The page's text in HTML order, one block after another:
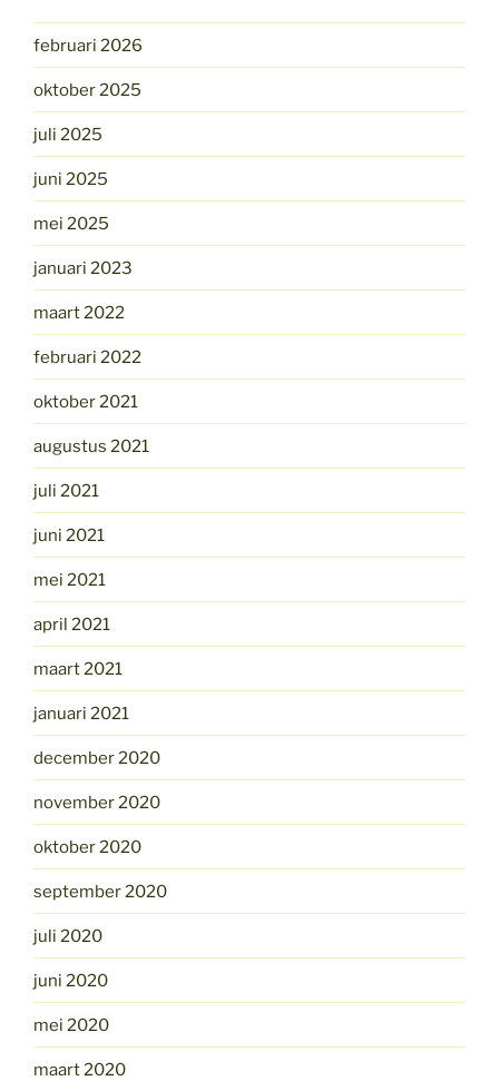
februari 2026
oktober 2025
juli 2025
juni 2025
mei 2025
januari 2023
maart 2022
februari 2022
oktober 2021
augustus 2021
juli 2021
juni 2021
mei 2021
april 2021
maart 2021
januari 2021
december 2020
november 2020
oktober 2020
september 2020
juli 2020
juni 2020
mei 2020
maart 2020